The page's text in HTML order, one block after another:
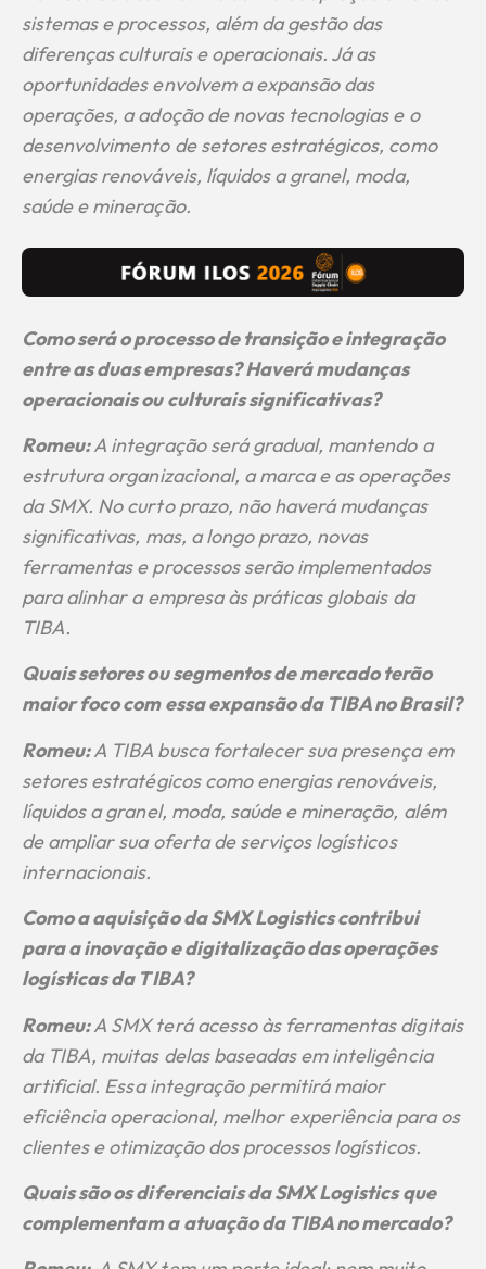
sistemas e processos, além da gestão das
diferenças culturais e operacionais. Já as
oportunidades envolvem a expansão das
operações, a adoção de novas tecnologias e o
desenvolvimento de setores estratégicos, como
energias renováveis, líquidos a granel, moda,
saúde e mineração.
Como será o processo de transição e integração
entre as duas empresas? Haverá mudanças
operacionais ou culturais significativas?
Romeu:A integração será gradual, mantendo a
estrutura organizacional, a marca e as operações
da SMX. No curto prazo, não haverá mudanças
significativas, mas, a longo prazo, novas
ferramentas e processos serão implementados
para alinhar a empresa às práticas globais da
TIBA.
Quais setores ou segmentos de mercado terão
maior foco com essa expansão da TIBA no Brasil?
Romeu:A TIBA busca fortalecer sua presença em
setores estratégicos como energias renováveis,
líquidos a granel, moda, saúde e mineração, além
de ampliar sua oferta de serviços logísticos
internacionais.
Como a aquisição da SMX Logistics contribui
para a inovação e digitalização das operações
logísticas da TIBA?
Romeu:A SMX terá acesso às ferramentas digitais
da TIBA, muitas delas baseadas em inteligência
artificial. Essa integração permitirá maior
eficiência operacional, melhor experiência para os
clientes e otimização dos processos logísticos.
Quais são os diferenciais da SMX Logistics que
complementam a atuação da TIBA no mercado?